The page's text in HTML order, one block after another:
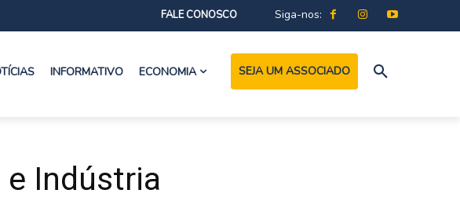
FALE CONOSCO Siga-nos:
INFORMATIVO ECONOMIA SEJA UM ASSOCIADO
Indústria